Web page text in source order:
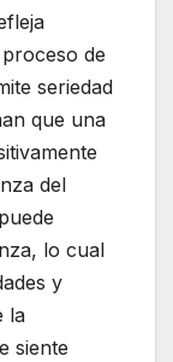
de
seriedad
que una
del
lo cual
y
la
siente